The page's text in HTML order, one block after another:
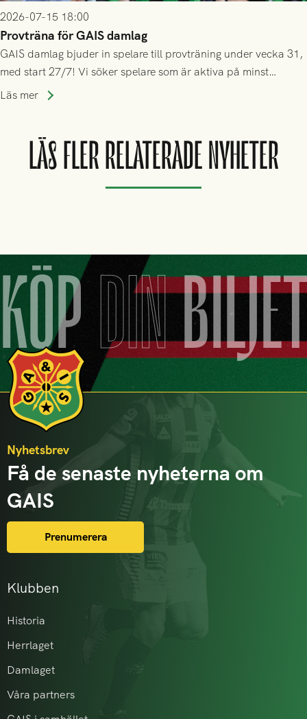
2026-07-15 18:00
Provträna för GAIS damlag
GAIS damlag bjuder in spelare till provträning under vecka 31,
med start 27/7! Vi söker spelare som är aktiva på minst
division 3-nivå.
Läs mer
LÄS FLER RELATERADE NYHETER
KÖPDIN
Klubben
Historia
Herrlaget
Damlaget
Våra partners
Nyhetsbrev
Få de senaste nyheterna om
GAIS
Prenumerera